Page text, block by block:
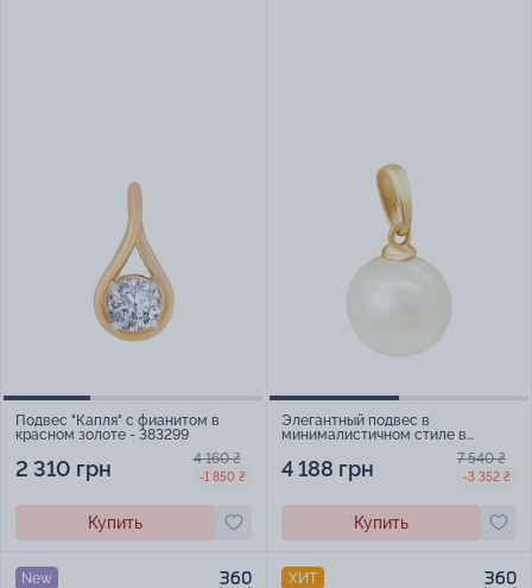
Подвес "Капля" с фианитом в
красном золоте - 383299
2 310 грн 4 160 ₴
-1 850 ₴
Купить
Элегантный подвес в
минималистичном стиле в
красном золоте с жемчужиной -
1939382
4 188 грн 7 540 ₴
-3 352 ₴
Купить
New
ХИТ